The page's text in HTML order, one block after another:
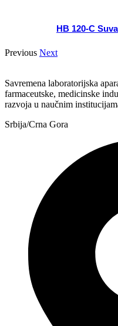
HB 120-C
Previous Next
Savremena laboratorijska
farmaceutske, medicinske
razvoja u naučnim
Srbija/Crna Gora